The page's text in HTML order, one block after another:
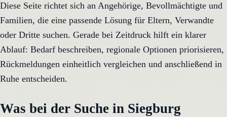
Diese Seite richtet sich an Angehörige, Bevollmächtigte und
Familien, die eine passende Lösung für Eltern, Verwandte
oder Dritte suchen. Gerade bei Zeitdruck hilft ein klarer
Ablauf: Bedarf beschreiben, regionale Optionen priorisieren,
Rückmeldungen einheitlich vergleichen und anschließend in
Ruhe entscheiden.
Was bei der Suche in Siegburg